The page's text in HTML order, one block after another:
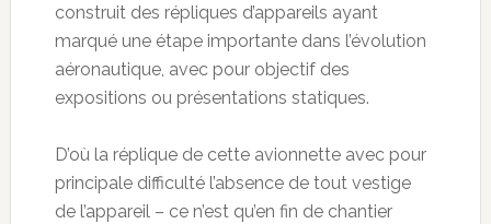
construit des répliques d’appareils ayant
marqué une étape importante dans l’évolution
aéronautique, avec pour objectif des
expositions ou présentations statiques.
D’où la réplique de cette avionnette avec pour
principale difficulté l’absence de tout vestige
de l’appareil – ce n’est qu’en fin de chantier